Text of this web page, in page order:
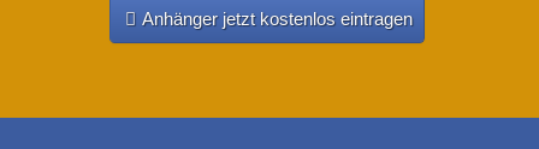
Anhänger jetzt kostenlos eintragen